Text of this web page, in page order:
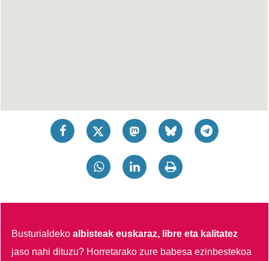
Busturialdekoalbisteak euskaraz, libre eta kalitatez
jaso nahi dituzu? Horretarako zure babesa ezinbestekoa